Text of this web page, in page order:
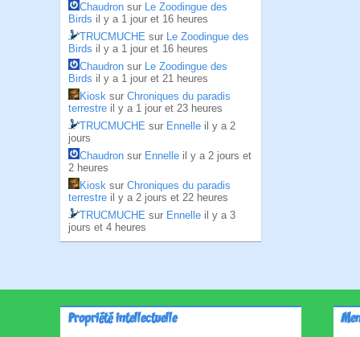
Chaudron sur Le Zoodingue des
Birds il y a 1 jour et 16 heures
TRUCMUCHE sur Le Zoodingue des
Birds il y a 1 jour et 16 heures
Chaudron sur Le Zoodingue des
Birds il y a 1 jour et 21 heures
Kiosk sur Chroniques du paradis
terrestre il y a 1 jour et 23 heures
TRUCMUCHE sur Ennelle il y a 2
jours
Chaudron sur Ennelle il y a 2 jours et
2 heures
Kiosk sur Chroniques du paradis
terrestre il y a 2 jours et 22 heures
TRUCMUCHE sur Ennelle il y a 3
jours et 4 heures
Propriété intellectuelle